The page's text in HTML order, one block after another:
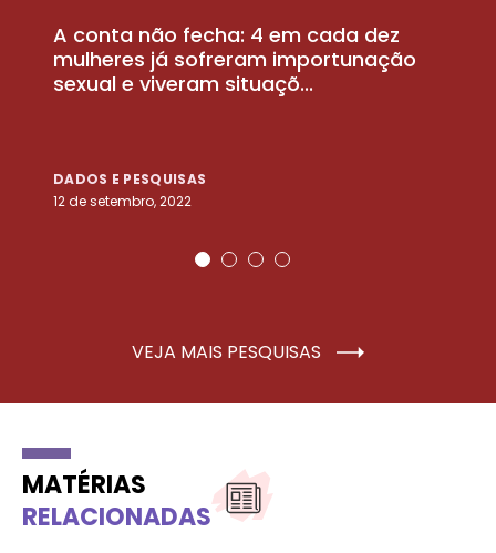
A conta não fecha: 4 em cada dez
mulheres já sofreram importunação
sexual e viveram situaçõ...
DADOS E PESQUISAS
12 de setembro, 2022
VEJA MAIS PESQUISAS
MATÉRIAS
RELACIONADAS